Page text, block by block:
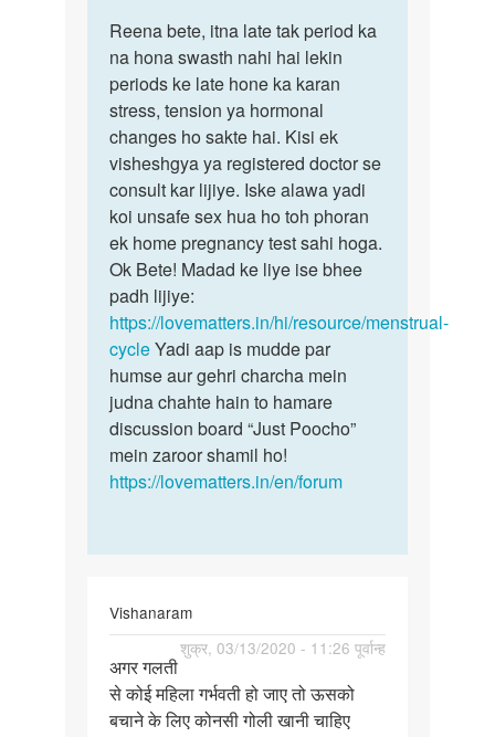
to
Muje
perioyd
time
pe
nhi…
by
Reena
Reena
bete,
itna
late
tak…
Reena bete, itna late tak period ka
na hona swasth nahi hai lekin
periods ke late hone ka karan
stress, tension ya hormonal
changes ho sakte hai. Kisi ek
visheshgya ya registered doctor se
consult kar lijiye. Iske alawa yadi
koi unsafe sex hua ho toh phoran
ek home pregnancy test sahi hoga.
Ok Bete! Madad ke liye ise bhee
padh lijiye:
https://lovematters.in/hi/resource/menstrual-
cycleYadi aap is mudde par
humse aur gehri charcha mein
judna chahte hain to hamare
discussion board “Just Poocho”
mein zaroor shamil ho!
https://lovematters.in/en/forum
Vishanaram
शुक्र, 03/13/2020 - 11:26 पूर्वान्ह
अगर
गलती
से
अगर गलती
से कोई महिला गर्भवती हो जाए तो ऊसको
बचाने के लिए कोनसी गोली खानी चाहिए